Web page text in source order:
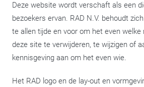
Deze website wordt verschaft als een
bezoekers ervan. RAD N.V. behoudt
te allen tijde en voor om het even welke
deze site te verwijderen, te wijzigen of
kennisgeving aan om het even wie.
Het RAD logo en de lay-out en